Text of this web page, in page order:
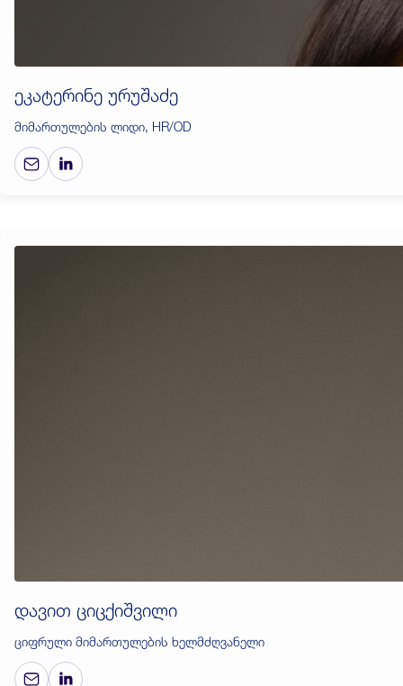
ეკატერინე ურუშაძე
მიმართულების ლიდი, HR/OD
დავით ციცქიშვილი
ციფრული მიმართულების ხელმძღვანელი